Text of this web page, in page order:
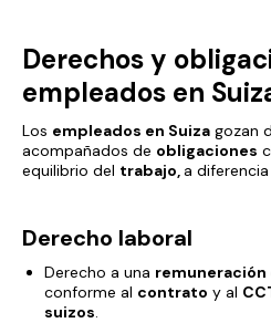
Derechos y
empleados en
Los empleados en Suiza gozan
acompañados de obligaciones
equilibrio del trabajo,a
Derecho laboral
Derecho a una
conforme al contrato y al
suizos.